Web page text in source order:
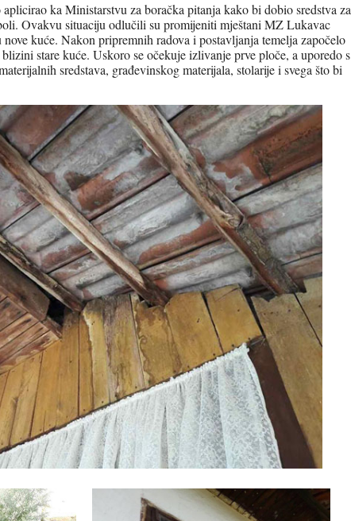
ka Ministarstvu za boračka pitanja kako bi dobio sredstva za
Ovakvu situaciju odlučili su promijeniti mještani MZ Lukavac
kuće. Nakon pripremnih radova i postavljanja temelja započelo
stare kuće. Uskoro se očekuje izlivanje prve ploče, a uporedo s
sredstava, građevinskog materijala, stolarije i svega što bi